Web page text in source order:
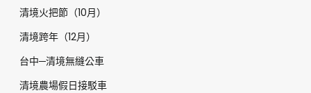
清境火把節（10月）
清境跨年（12月）
台中─清境無縫公車
清境農場假日接駁車